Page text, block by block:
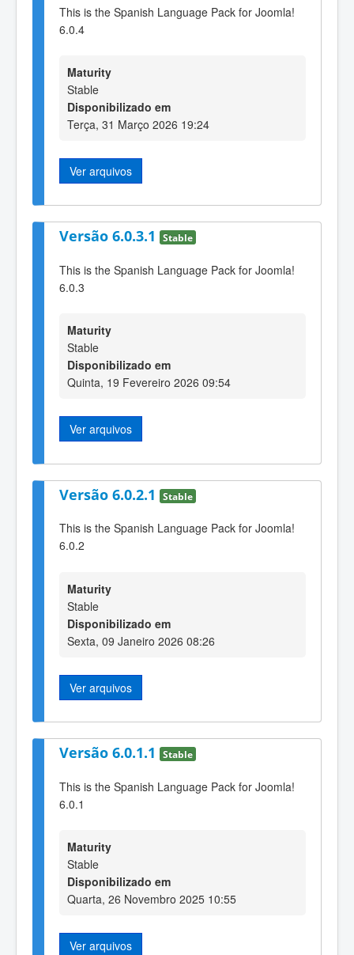
This is the Spanish Language Pack for Joomla!
6.0.4
Maturity
Stable
Disponibilizado em
Terça, 31 Março 2026 19:24
Ver arquivos
Versão 6.0.3.1 Stable
This is the Spanish Language Pack for Joomla!
6.0.3
Maturity
Stable
Disponibilizado em
Quinta, 19 Fevereiro 2026 09:54
Ver arquivos
Versão 6.0.2.1 Stable
This is the Spanish Language Pack for Joomla!
6.0.2
Maturity
Stable
Disponibilizado em
Sexta, 09 Janeiro 2026 08:26
Ver arquivos
Versão 6.0.1.1 Stable
This is the Spanish Language Pack for Joomla!
6.0.1
Maturity
Stable
Disponibilizado em
Quarta, 26 Novembro 2025 10:55
Ver arquivos